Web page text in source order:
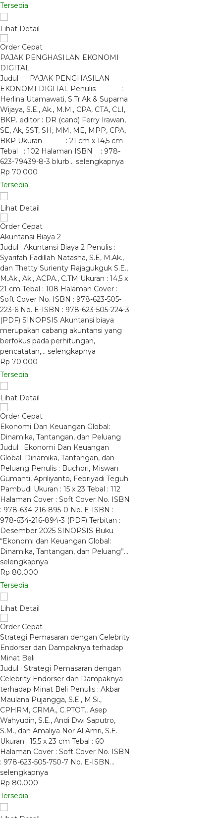
Tersedia
Lihat Detail
Order Cepat
PAJAK PENGHASILAN EKONOMI
DIGITAL
Judul : PAJAK PENGHASILAN
EKONOMI DIGITAL Penulis :
Herlina Utamawati, S.Tr.Ak & Suparna
Wijaya, S.E., Ak., M.M., CPA, CTA, CLI,
BKP. editor : DR (cand) Ferry Irawan,
SE, Ak, SST, SH, MM, ME, MPP, CPA,
BKP Ukuran : 21 cm x 14,5 cm
Tebal : 102 Halaman ISBN : 978-
623-79439-8-3 blurb… selengkapnya
Rp 70.000
Tersedia
Lihat Detail
Order Cepat
Akuntansi Biaya 2
Judul : Akuntansi Biaya 2 Penulis :
Syarifah Fadillah Natasha, S.E, M.Ak.,
dan Thetty Surienty Rajagukguk S.E.,
M.Ak., Ak., ACPA., C.TM Ukuran : 14,5 x
21 cm Tebal : 108 Halaman Cover :
Soft Cover No. ISBN : 978-623-505-
223-6 No. E-ISBN : 978-623-505-224-3
(PDF) SINOPSIS Akuntansi biaya
merupakan cabang akuntansi yang
berfokus pada perhitungan,
pencatatan,… selengkapnya
Rp 70.000
Tersedia
Lihat Detail
Order Cepat
Ekonomi Dan Keuangan Global:
Dinamika, Tantangan, dan Peluang
Judul : Ekonomi Dan Keuangan
Global: Dinamika, Tantangan, dan
Peluang Penulis : Buchori, Miswan
Gumanti, Apriliyanto, Febriyadi Teguh
Pambudi Ukuran : 15 x 23 Tebal : 112
Halaman Cover : Soft Cover No. ISBN
: 978-634-216-895-0 No. E-ISBN :
978-634-216-894-3 (PDF) Terbitan :
Desember 2025 SINOPSIS Buku
“Ekonomi dan Keuangan Global:
Dinamika, Tantangan, dan Peluang”…
selengkapnya
Rp 80.000
Tersedia
Lihat Detail
Order Cepat
Strategi Pemasaran dengan Celebrity
Endorser dan Dampaknya terhadap
Minat Beli
Judul : Strategi Pemasaran dengan
Celebrity Endorser dan Dampaknya
terhadap Minat Beli Penulis : Akbar
Maulana Pujangga, S.E., M.Si.,
CPHRM, CRMA., C.PTOT., Asep
Wahyudin, S.E., Andi Dwi Saputro,
S.M., dan Amaliya Nor Al Amri, S.E.
Ukuran : 15,5 x 23 cm Tebal : 60
Halaman Cover : Soft Cover No. ISBN
: 978-623-505-750-7 No. E-ISBN…
selengkapnya
Rp 80.000
Tersedia